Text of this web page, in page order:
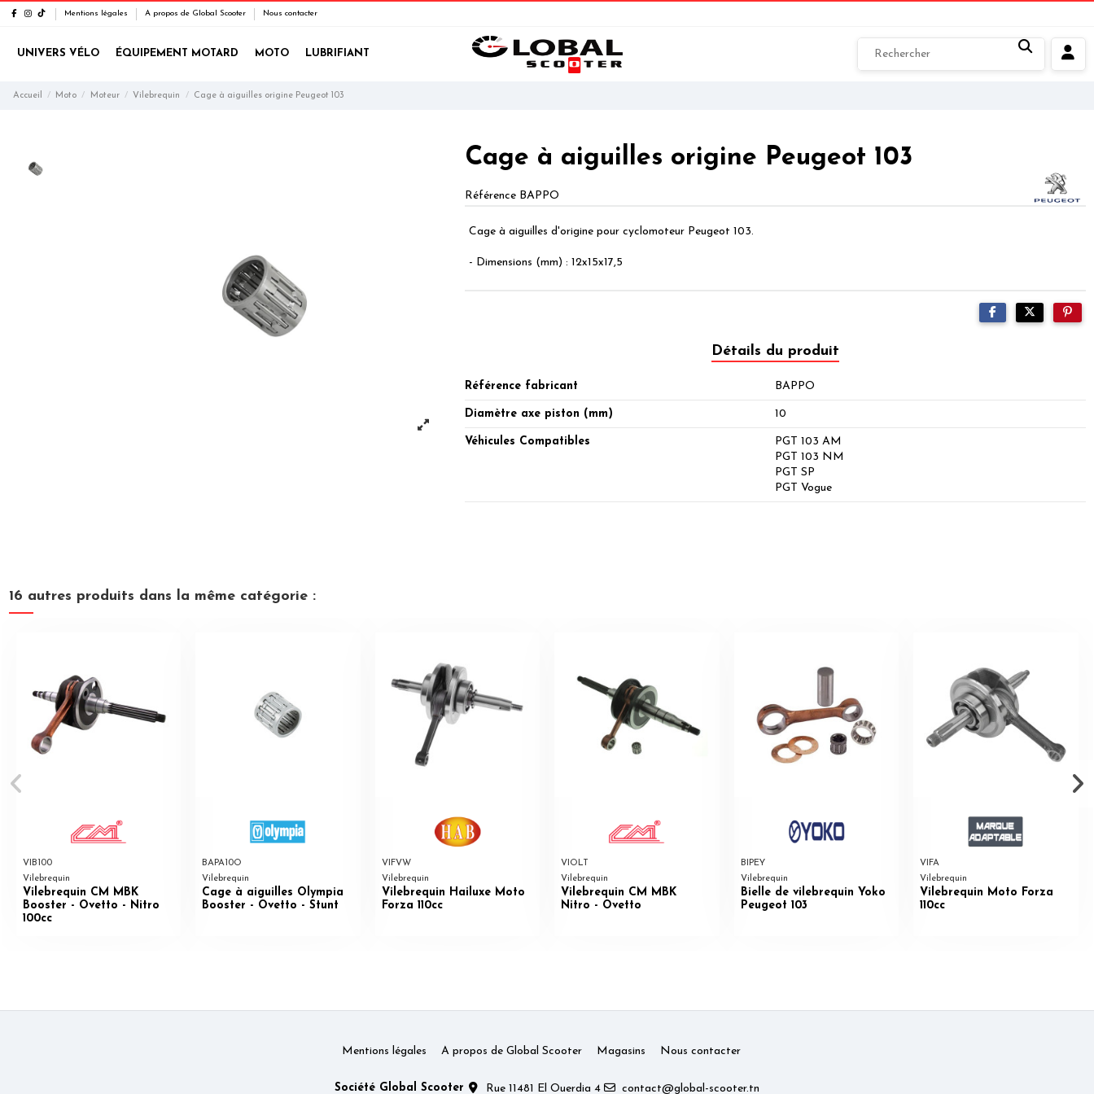
Mentions légales A propos de Global Scooter Nous contacter
UNIVERS VÉLO ÉQUIPEMENT MOTARD MOTO LUBRIFIANT
Accueil Moto Moteur Vilebrequin Cage à aiguilles origine Peugeot 103
Cage à aiguilles origine Peugeot 103
Référence BAPPO
Cage à aiguilles d'origine pour cyclomoteur Peugeot 103.
- Dimensions (mm) : 12x15x17,5
Détails du produit
Référence fabricant BAPPO
Diamètre axe piston (mm) 10
Véhicules Compatibles
PGT 103 AM
PGT 103 NM
PGT SP
PGT Vogue
16 autres produits dans la même catégorie :
VIB100
Vilebrequin
Vilebrequin CM MBK
Booster - Ovetto - Nitro
100cc
BAPA10O
Vilebrequin
Cage à aiguilles Olympia
Booster - Ovetto - Stunt
VIFVW
Vilebrequin
Vilebrequin Hailuxe Moto
Forza 110cc
VIOLT
Vilebrequin
Vilebrequin CM MBK
Nitro - Ovetto
BIPEY
Vilebrequin
Bielle de vilebrequin Yoko
Peugeot 103
VIFA
Vilebrequin
Vilebrequin Moto Forza
110cc
Mentions légales A propos de Global Scooter Magasins Nous contacter
Société Global Scooter Rue 11481 El Ouerdia 4 contact@global-scooter.tn